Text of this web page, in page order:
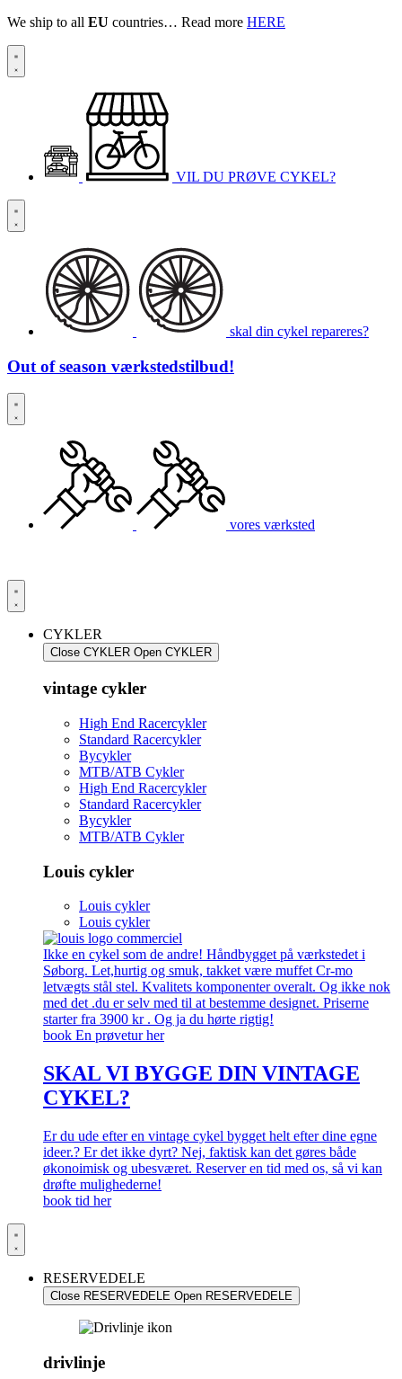
We ship to all EU countries… Read more HERE
VIL DU PRØVE CYKEL?
skal din cykel repareres?
Out of season værkstedstilbud!
vores værksted
CYKLER
Close CYKLER Open CYKLER
vintage cykler
High End Racercykler
Standard Racercykler
Bycykler
MTB/ATB Cykler
High End Racercykler
Standard Racercykler
Bycykler
MTB/ATB Cykler
Louis cykler
Louis cykler
Louis cykler
Ikke en cykel som de andre! Håndbygget på værkstedet i
Søborg. Let,hurtig og smuk, takket være muffet Cr-mo
letvægts stål stel. Kvalitets komponenter overalt. Og ikke nok
med det .du er selv med til at bestemme designet. Priserne
starter fra 3900 kr . Og ja du hørte rigtig!
book En prøvetur her
SKAL VI BYGGE DIN VINTAGE
CYKEL?
Er du ude efter en vintage cykel bygget helt efter dine egne
ideer.? Er det ikke dyrt? Nej, faktisk kan det gøres både
økonoimisk og ubesværet. Reserver en tid med os, så vi kan
drøfte mulighederne!
book tid her
RESERVEDELE
Close RESERVEDELE Open RESERVEDELE
drivlinje